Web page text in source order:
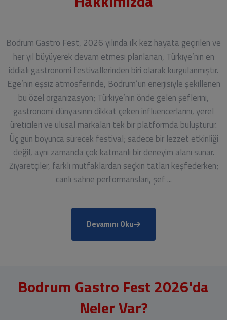
Bodrum Gastro Fest, 2026 yılında ilk kez hayata geçirilen ve
her yıl büyüyerek devam etmesi planlanan, Türkiye’nin en
iddialı gastronomi festivallerinden biri olarak kurgulanmıştır.
Ege’nin eşsiz atmosferinde, Bodrum’un enerjisiyle şekillenen
bu özel organizasyon; Türkiye’nin önde gelen şeflerini,
gastronomi dünyasının dikkat çeken influencerlarını, yerel
üreticileri ve ulusal markaları tek bir platformda buluşturur.
Üç gün boyunca sürecek festival; sadece bir lezzet etkinliği
değil, aynı zamanda çok katmanlı bir deneyim alanı sunar.
Ziyaretçiler, farklı mutfaklardan seçkin tatları keşfederken;
canlı sahne performansları, şef ...
Devamını Oku
Bodrum Gastro Fest 2026'da
Neler Var?